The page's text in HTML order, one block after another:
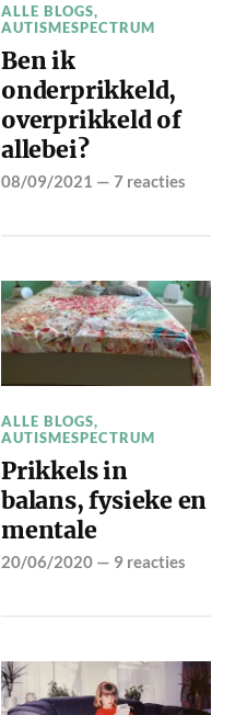
ALLE BLOGS,
AUTISMESPECTRUM
Ben ik
onderprikkeld,
overprikkeld of
allebei?
08/09/2021 —7 reacties
ALLE BLOGS,
AUTISMESPECTRUM
Prikkels in
balans, fysieke en
mentale
20/06/2020 — 9 reacties